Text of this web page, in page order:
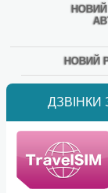
НОВИЙ
НОВИЙ
ДЗВІНКИ